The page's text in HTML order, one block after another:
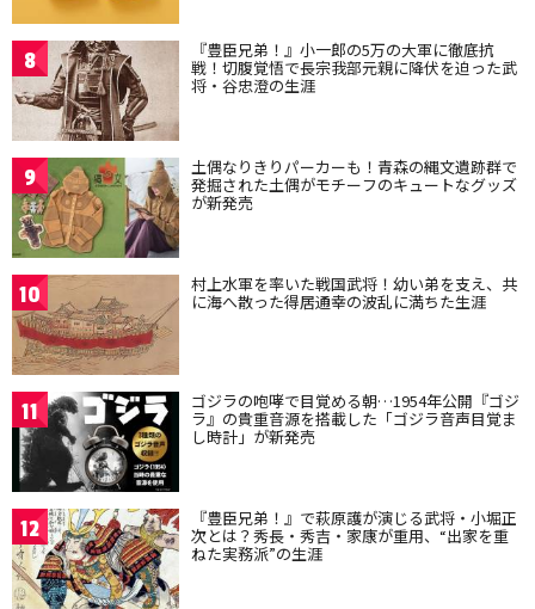
8 『豊臣兄弟！』小一郎の5万の大軍に徹底抗
戦！切腹覚悟で長宗我部元親に降伏を迫った武
将・谷忠澄の生涯
9 土偶なりきりパーカーも！青森の縄文遺跡群で
発掘された土偶がモチーフのキュートなグッズ
が新発売
10 村上水軍を率いた戦国武将！幼い弟を支え、共
に海へ散った得居通幸の波乱に満ちた生涯
11 ゴジラの咆哮で目覚める朝…1954年公開『ゴジ
ラ』の貴重音源を搭載した「ゴジラ音声目覚ま
し時計」が新発売
12 『豊臣兄弟！』で萩原護が演じる武将・小堀正
次とは？秀長・秀吉・家康が重用、“出家を重
ねた実務派”の生涯